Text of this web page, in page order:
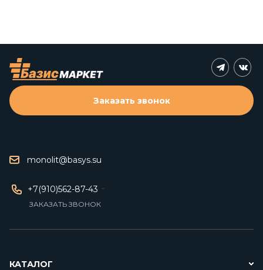
monolit@basys.su
+7(910)562-87-43
ЗАКАЗАТЬ ЗВОНОК
Заказать звонок
КАТАЛОГ